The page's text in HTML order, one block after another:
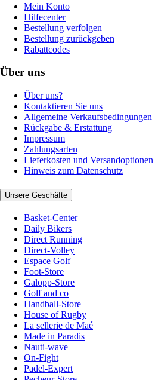
Mein Konto
Hilfecenter
Bestellung verfolgen
Bestellung zurückgeben
Rabattcodes
Über uns
Über uns?
Kontaktieren Sie uns
Allgemeine Verkaufsbedingungen
Rückgabe & Erstattung
Impressum
Zahlungsarten
Lieferkosten und Versandoptionen
Hinweis zum Datenschutz
Unsere Geschäfte
Basket-Center
Daily Bikers
Direct Running
Direct-Volley
Espace Golf
Foot-Store
Galopp-Store
Golf and co
Handball-Store
House of Rugby
La sellerie de Maé
Made in Paradis
Nauti-wave
On-Fight
Padel-Expert